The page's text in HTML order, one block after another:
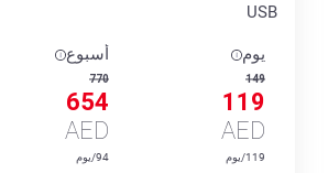
USB
يوم
149
119
AED
119/يوم
أسبوع
770
654
AED
94/يوم